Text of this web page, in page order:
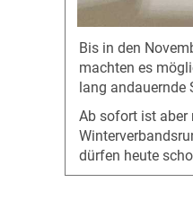
Bis in den
machten es
lang andauernde
Ab sofort ist aber
dürfen heute